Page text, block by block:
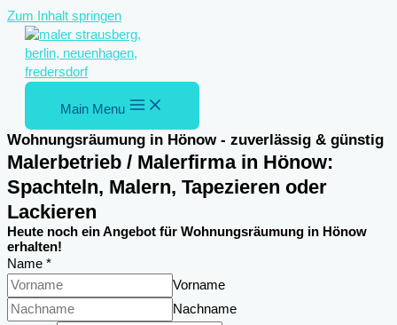
Zum Inhalt springen
Main Menu
Wohnungsräumung in Hönow - zuverlässig & günstig
Malerbetrieb / Malerfirma in Hönow:
Spachteln, Malern, Tapezieren oder
Lackieren
Heute noch ein Angebot für Wohnungsräumung in Hönow
erhalten!
Name *
Vorname
Nachname